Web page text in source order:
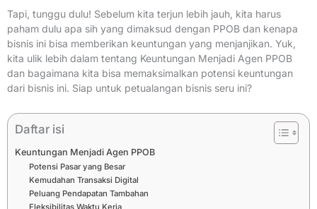
Tapi, tunggu dulu! Sebelum kita terjun lebih jauh, kita harus
paham dulu apa sih yang dimaksud dengan PPOB dan kenapa
bisnis ini bisa memberikan keuntungan yang menjanjikan. Yuk,
kita ulik lebih dalam tentang Keuntungan Menjadi Agen PPOB
dan bagaimana kita bisa memaksimalkan potensi keuntungan
dari bisnis ini. Siap untuk petualangan bisnis seru ini?
Daftar isi
Keuntungan Menjadi Agen PPOB
Potensi Pasar yang Besar
Kemudahan Transaksi Digital
Peluang Pendapatan Tambahan
Fleksibilitas Waktu Kerja